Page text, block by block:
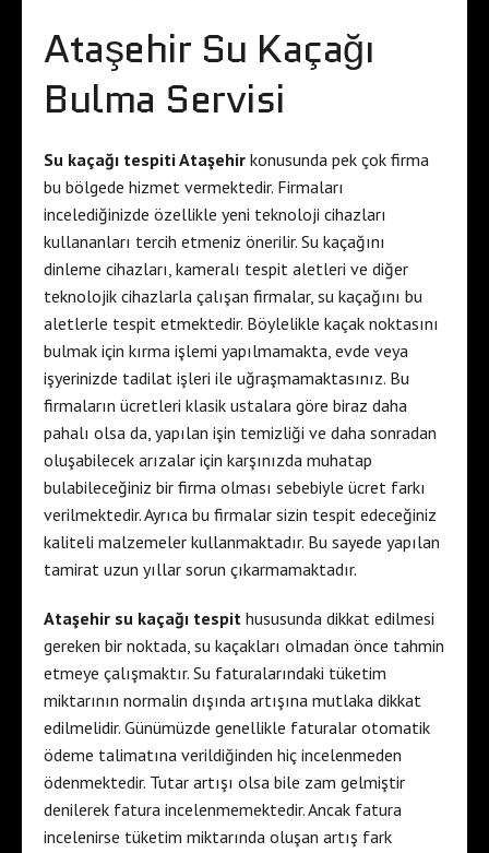
Ataşehir Su Kaçağı
Bulma Servisi
Su kaçağı tespiti Ataşehir konusunda pek çok firma
bu bölgede hizmet vermektedir. Firmaları
incelediğinizde özellikle yeni teknoloji cihazları
kullananları tercih etmeniz önerilir. Su kaçağını
dinleme cihazları, kameralı tespit aletleri ve diğer
teknolojik cihazlarla çalışan firmalar, su kaçağını bu
aletlerle tespit etmektedir. Böylelikle kaçak noktasını
bulmak için kırma işlemi yapılmamakta, evde veya
işyerinizde tadilat işleri ile uğraşmamaktasınız. Bu
firmaların ücretleri klasik ustalara göre biraz daha
pahalı olsa da, yapılan işin temizliği ve daha sonradan
oluşabilecek arızalar için karşınızda muhatap
bulabileceğiniz bir firma olması sebebiyle ücret farkı
verilmektedir. Ayrıca bu firmalar sizin tespit edeceğiniz
kaliteli malzemeler kullanmaktadır. Bu sayede yapılan
tamirat uzun yıllar sorun çıkarmamaktadır.
Ataşehir su kaçağı tespit hususunda dikkat edilmesi
gereken bir noktada, su kaçakları olmadan önce tahmin
etmeye çalışmaktır. Su faturalarındaki tüketim
miktarının normalin dışında artışına mutlaka dikkat
edilmelidir. Günümüzde genellikle faturalar otomatik
ödeme talimatına verildiğinden hiç incelenmeden
ödenmektedir. Tutar artışı olsa bile zam gelmiştir
denilerek fatura incelenmemektedir. Ancak fatura
incelenirse tüketim miktarında oluşan artış fark